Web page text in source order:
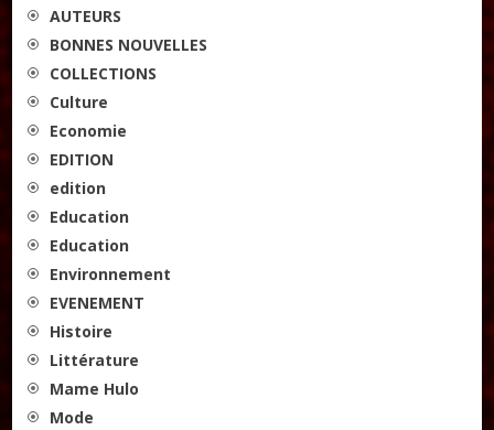
AUTEURS
BONNES NOUVELLES
COLLECTIONS
Culture
Economie
EDITION
edition
Education
Education
Environnement
EVENEMENT
Histoire
Littérature
Mame Hulo
Mode